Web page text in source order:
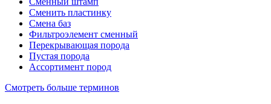
Сменить пластинку
Смена баз
Фильтроэлемент сменный
Перекрывающая порода
Пустая порода
Ассортимент пород
Смотреть больше терминов